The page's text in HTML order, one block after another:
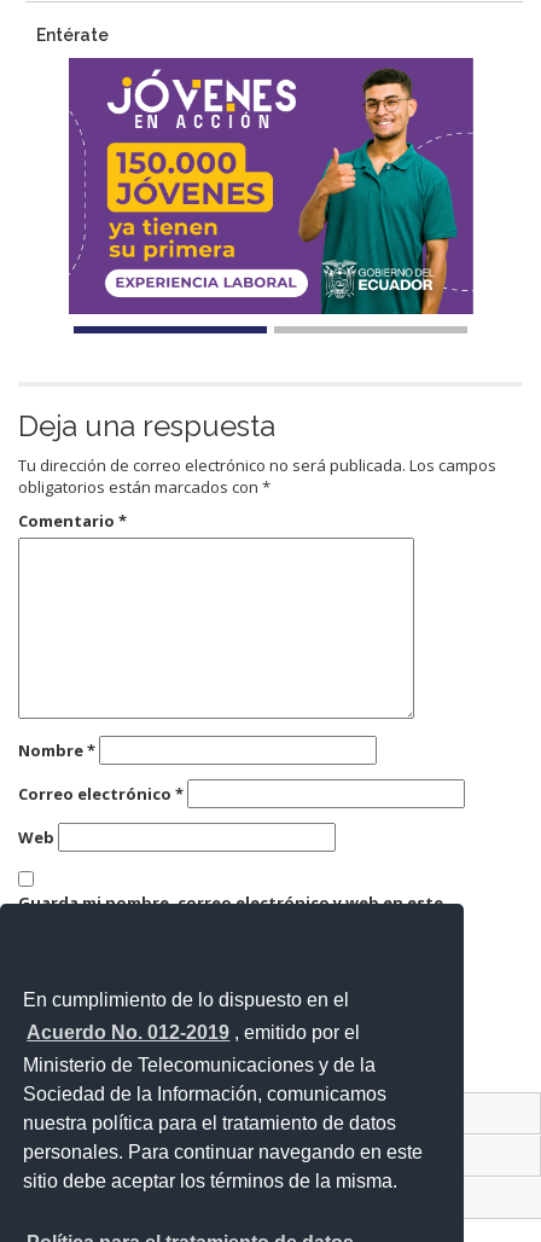
En cumplimiento de lo dispuesto en el
Acuerdo No. 012-2019 , emitido por el
Ministerio de Telecomunicaciones y de la
Sociedad de la Información, comunicamos
nuestra política para el tratamiento de datos
personales. Para continuar navegando en este
sitio debe aceptar los términos de la misma.
Entérate
Deja una respuesta
Tu dirección de correo electrónico no será publicada. Los campos
obligatorios están marcados con *
Comentario *
Nombre*
Correo electrónico *
Web
Guarda mi nombre, correo electrónico y web en este
Contacto Ciudadano Digital
Portal Trámites Ciudadanos
Sistema Nacional de Información (SNI)